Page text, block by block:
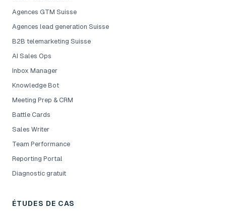
Agences GTM Suisse
Agences lead generation Suisse
B2B telemarketing Suisse
AI Sales Ops
Inbox Manager
Knowledge Bot
Meeting Prep & CRM
Battle Cards
Sales Writer
Team Performance
Reporting Portal
Diagnostic gratuit
ÉTUDES DE CAS